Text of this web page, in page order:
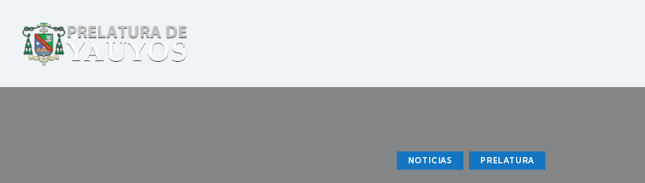
NOTICIAS PRELATURA